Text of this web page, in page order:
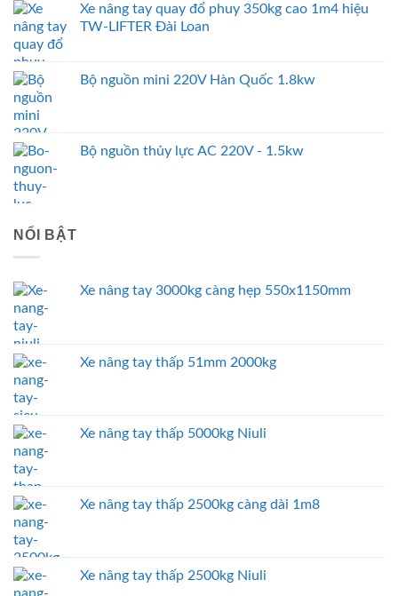
Xe nâng tay quay đổ phuy 350kg cao 1m4 hiệu
TW-LIFTER Đài Loan
Bộ nguồn mini 220V Hàn Quốc 1.8kw
Bộ nguồn thủy lực AC 220V - 1.5kw
NỔI BẬT
Xe nâng tay 3000kg càng hẹp 550x1150mm
Xe nâng tay thấp 51mm 2000kg
Xe nâng tay thấp 5000kg Niuli
Xe nâng tay thấp 2500kg càng dài 1m8
Xe nâng tay thấp 2500kg Niuli